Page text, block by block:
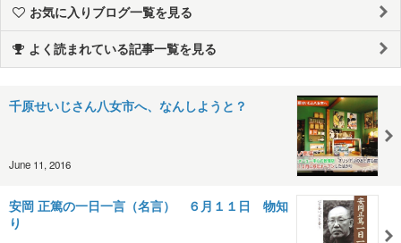
お気に入りブログ一覧を見る
よく読まれている記事一覧を見る
千原せいじさん八女市へ、なんしようと？
June 11, 2016
安岡 正篤の一日一言（名言） ６月１１日 物知
り